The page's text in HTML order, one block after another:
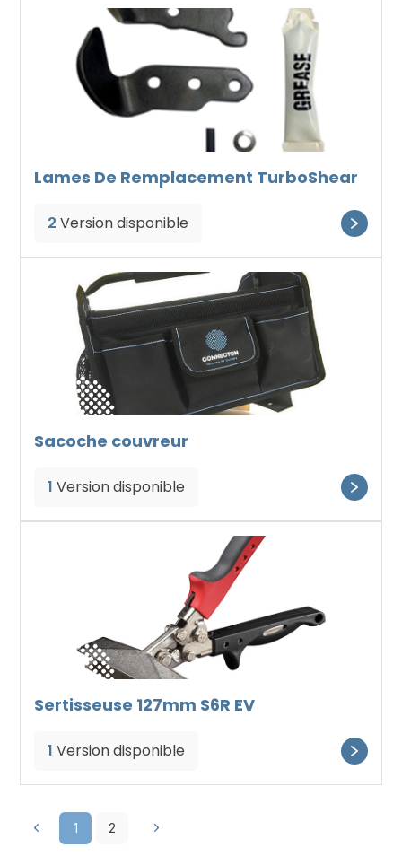
Lames De Remplacement TurboShear
2 Version disponible
Sacoche couvreur
1 Version disponible
Sertisseuse 127mm S6R EV
1 Version disponible
1 2